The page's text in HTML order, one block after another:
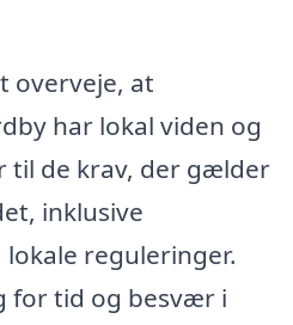
overveje, at
har lokal viden og
til de krav, der gælder
inklusive
reguleringer.
for tid og besvær i